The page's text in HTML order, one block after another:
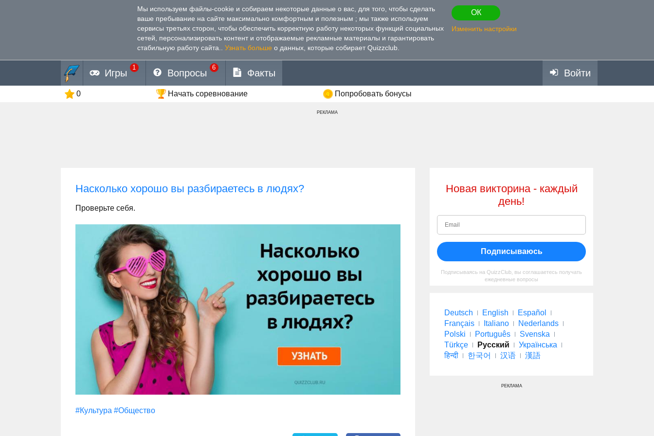
Мы используем файлы-cookie и собираем некоторые данные о вас, для того, чтобы сделать
ваше пребывание на сайте максимально комфортным и полезным ; мы также используем
сервисы третьях сторон, чтобы обеспечить корректную работу некоторых функций социальных
сетей, персонализировать контент и отображаемые рекламные материалы и гарантировать
стабильную работу сайта.
Узнать больше о данных, которые собирает Quizzclub.
ОК
Изменить настройки
Игры
1
Вопросы
6
Факты Войти
0 Начать соревнование Попробовать бонусы
РЕКЛАМА
Насколько хорошо вы разбираетесь в людях?
Проверьте себя.
#Культура #Общество
Новая викторина - каждый
день!
Подписываюсь
Подписываясь на QuizzClub, вы соглашаетесь получать
ежедневные вопросы
Deutsch English
Español
Français
Italiano
Nederlands
Polski
Português
Svenska
Türkçe
Русский
Українська
हिन्दी
한국어 汉语 漢語
РЕКЛАМА